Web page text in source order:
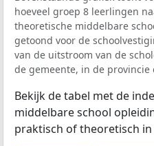
hoeveel groep 8 leerlingen
theoretische middelbare
getoond voor de
van de uitstroom van de
de gemeente, in de provincie
Bekijk de tabel met de
middelbare school
praktisch of theoretisch